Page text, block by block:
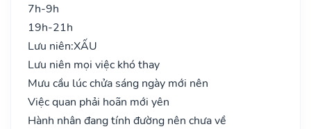
7h-9h
19h-21h
Lưu niên:XẤU
Lưu niên mọi việc khó thay
Mưu cầu lúc chửa sáng ngày mới nên
Việc quan phải hoãn mới yên
Hành nhân đang tính đường nên chưa về